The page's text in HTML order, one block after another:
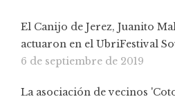
El Canijo de Jerez, Juanito
actuaron en el UbriFestival
6 de septiembre de 2019
La asociación de vecinos